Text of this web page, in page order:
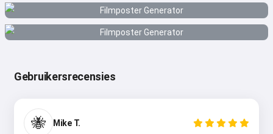
Gebruikersrecensies
🐝 Mike T.